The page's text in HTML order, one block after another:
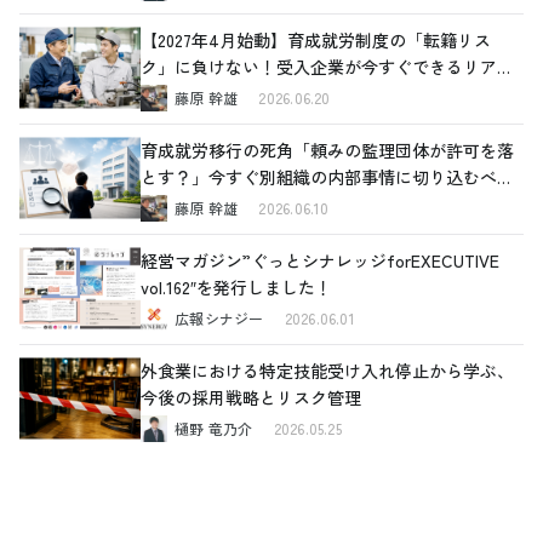
【2027年4月始動】育成就労制度の「転籍リス
ク」に負けない！受入企業が今すぐできるリアル
な対策藤原 幹雄 2026.06.20
育成就労移行の死角「頼みの監理団体が許可を落
とす？」今すぐ別組織の内部事情に切り込むべき
理由と、確認すべき4つの重要ポイント
藤原 幹雄 2026.06.10
経営マガジン”ぐっとシナレッジforEXECUTIVE
vol.162″を発行しました！
広報シナジー 2026.06.01
外食業における特定技能受け入れ停止から学ぶ、
今後の採用戦略とリスク管理
樋野 竜乃介 2026.05.25